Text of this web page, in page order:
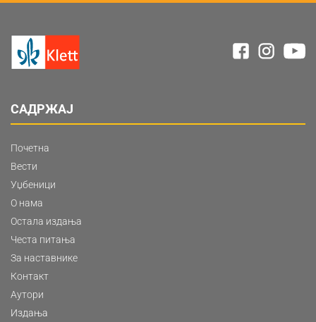
САДРЖАЈ
Почетна
Вести
Уџбеници
О нама
Остала издања
Честа питања
За наставнике
Контакт
Аутори
Издања